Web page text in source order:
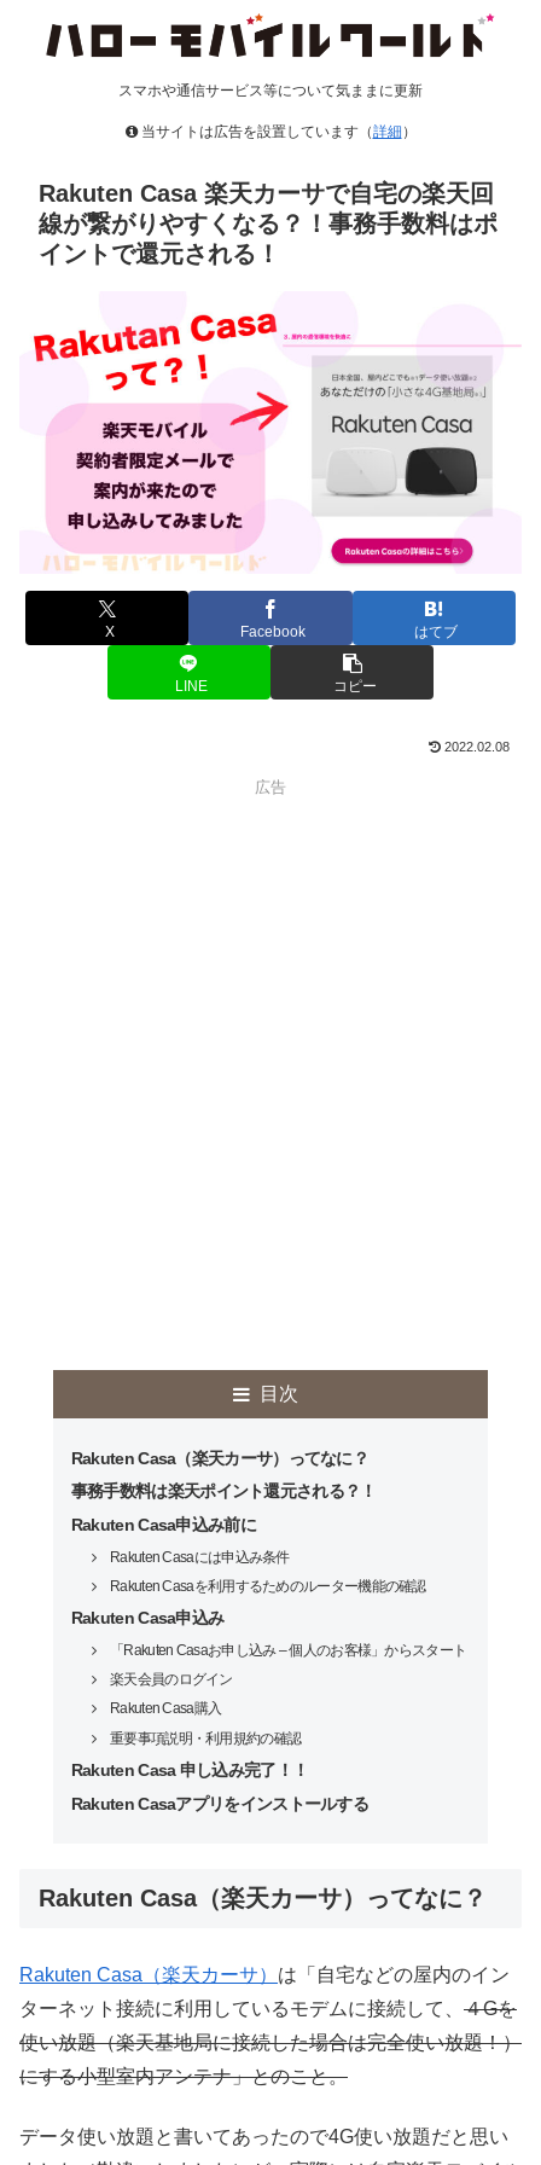
スマホや通信サービス等について気ままに更新
当サイトは広告を設置しています（詳細 ）
Rakuten Casa 楽天カーサで自宅の楽天回
線が繋がりやすくなる？！事務手数料はポ
イントで還元される！
X Facebook はてブ
LINE コピー
2022.02.08
広告
目次
Rakuten Casa（楽天カーサ）ってなに？
事務手数料は楽天ポイント還元される？！
Rakuten Casa申込み前に
Rakuten Casaには申込み条件
Rakuten Casaを利用するためのルーター機能の確認
Rakuten Casa申込み
「Rakuten Casaお申し込み – 個人のお客様」からスタート
楽天会員のログイン
Rakuten Casa購入
重要事項説明・利用規約の確認
Rakuten Casa 申し込み完了！！
Rakuten Casaアプリをインストールする
Rakuten Casa（楽天カーサ）ってなに？
Rakuten Casa（楽天カーサ） は「自宅などの屋内のイン
ターネット接続に利用しているモデムに接続して、 ４Gを
使い放題（楽天基地局に接続した場合は完全使い放題！）
にする小型室内アンテナ」とのこと。
データ使い放題と書いてあったので4G使い放題だと思い